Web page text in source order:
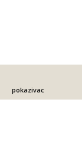
pokazivac